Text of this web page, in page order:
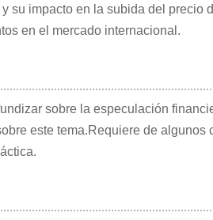
su impacto en la subida del precio
en el mercado internacional.
sobre la especulación
este tema.Requiere de